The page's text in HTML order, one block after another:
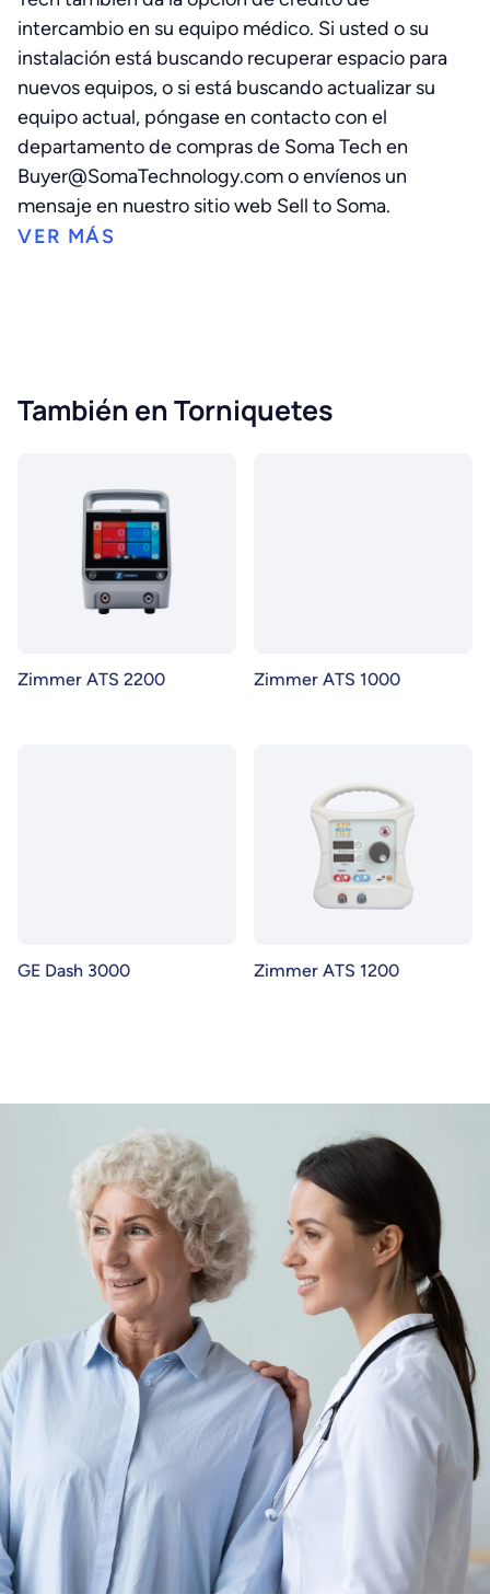
intercambio en su equipo médico. Si usted o su
instalación está buscando recuperar espacio para
nuevos equipos, o si está buscando actualizar su
equipo actual, póngase en contacto con el
departamento de compras de Soma Tech en
Buyer@SomaTechnology.com o envíenos un
mensaje en nuestro sitio web Sell to Soma.
También en Torniquetes
Zimmer ATS 2200 Zimmer ATS 1000
GE Dash 3000 Zimmer ATS 1200